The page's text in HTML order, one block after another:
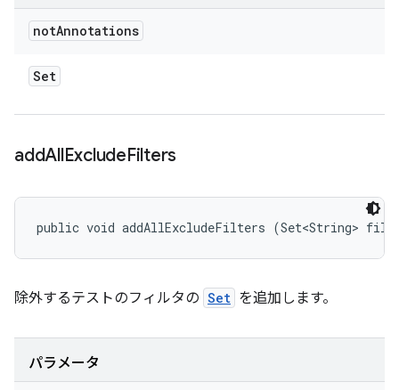
notAnnotations
Set
addAllExcludeFilters
public void addAllExcludeFilters (Set<String>
除外するテストのフィルタの Set を追加します。
パラメータ